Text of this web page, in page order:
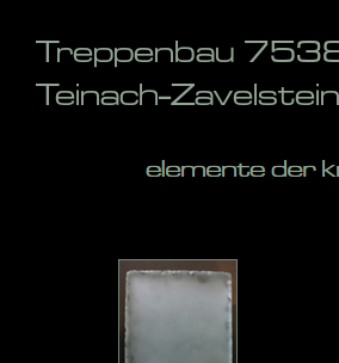
Treppenbau
Teinach-